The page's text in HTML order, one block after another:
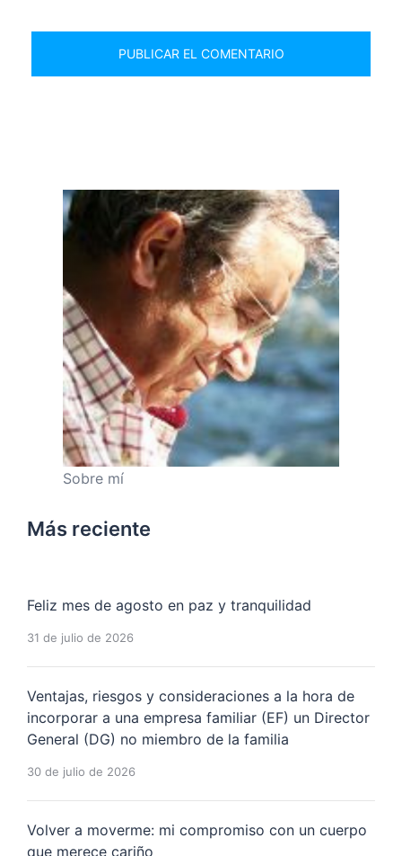
Sobre mí
Más reciente
Feliz mes de agosto en paz y tranquilidad
31 de julio de 2026
Ventajas, riesgos y consideraciones a la hora de
incorporar a una empresa familiar (EF) un Director
General (DG) no miembro de la familia
30 de julio de 2026
Volver a moverme: mi compromiso con un cuerpo
que merece cariño